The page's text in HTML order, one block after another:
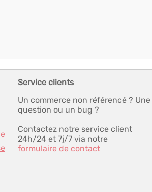
Service clients
Un commerce non référencé ? Une
question ou un bug ?
Contactez notre service client
24h/24 et 7j/7 via notre
formulaire de contact